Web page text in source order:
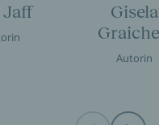
Jaff
Gisela
Autorin